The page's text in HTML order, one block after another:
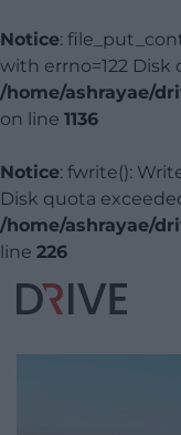
Notice:
with errno=122
/home/ashrayae/
on line 1136
Notice: fwrite():
Disk quota
/home/ashrayae/
line 226